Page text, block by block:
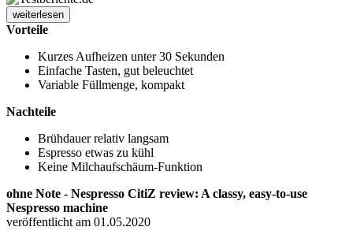
weiterlesen
Vorteile
Kurzes Aufheizen unter 30 Sekunden
Einfache Tasten, gut beleuchtet
Variable Füllmenge, kompakt
Nachteile
Brühdauer relativ langsam
Espresso etwas zu kühl
Keine Milchaufschäum-Funktion
ohne Note - Nespresso CitiZ review: A classy, easy-to-use
Nespresso machine
veröffentlicht am 01.05.2020